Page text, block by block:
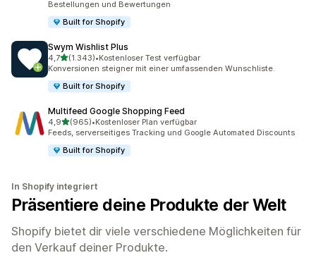
Bestellungen und Bewertungen
Built for Shopify
Swym Wishlist Plus
4,7von 5 Sternen
(1.343)
1343 Rezensionen insgesamt
•Kostenloser Test verfügbar
Konversionen steigner mit einer umfassenden Wunschliste.
Built for Shopify
Multifeed Google Shopping Feed
4,9von 5 Sternen
(965)
965 Rezensionen insgesamt
•Kostenloser Plan verfügbar
Feeds, serverseitiges Tracking und Google Automated Discounts
Built for Shopify
In Shopify integriert
Präsentiere deine Produkte der Welt
Shopify bietet dir viele verschiedene Möglichkeiten für
den Verkauf deiner Produkte.